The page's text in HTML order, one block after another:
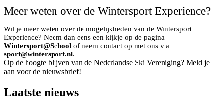
Meer weten over de Wintersport Experience?
Wil je meer weten over de mogelijkheden van de Wintersport
Experience? Neem dan eens een kijkje op de pagina
Wintersport@School of neem contact op met ons via
sport@wintersport.nl.
Op de hoogte blijven van de Nederlandse Ski Vereniging? Meld je
aan voor de nieuwsbrief!
Laatste nieuws